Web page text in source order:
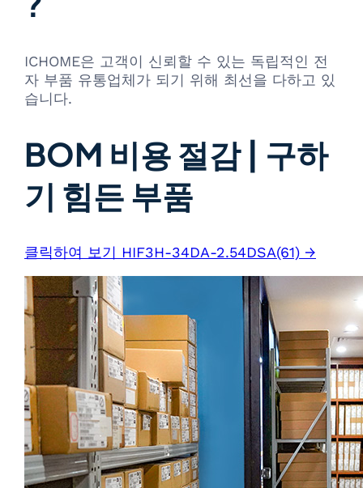
ICHOME은 고객이 신뢰할 수 있는 독립적인 전
자 부품 유통업체가 되기 위해 최선을 다하고 있
습니다.
BOM 비용 절감 | 구하
기 힘든 부품
클릭하여 보기 HIF3H-34DA-2.54DSA(61) →